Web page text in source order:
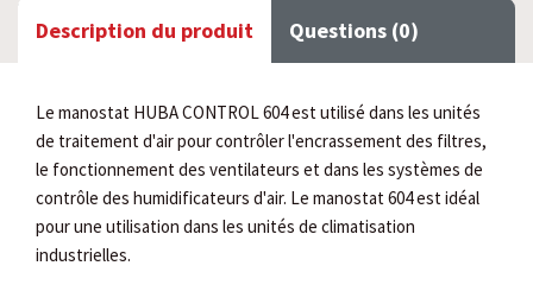
Description du produit Questions (0)
Le manostat HUBA CONTROL 604 est utilisé dans les unités
de traitement d'air pour contrôler l'encrassement des filtres,
le fonctionnement des ventilateurs et dans les systèmes de
contrôle des humidificateurs d'air. Le manostat 604 est idéal
pour une utilisation dans les unités de climatisation
industrielles.